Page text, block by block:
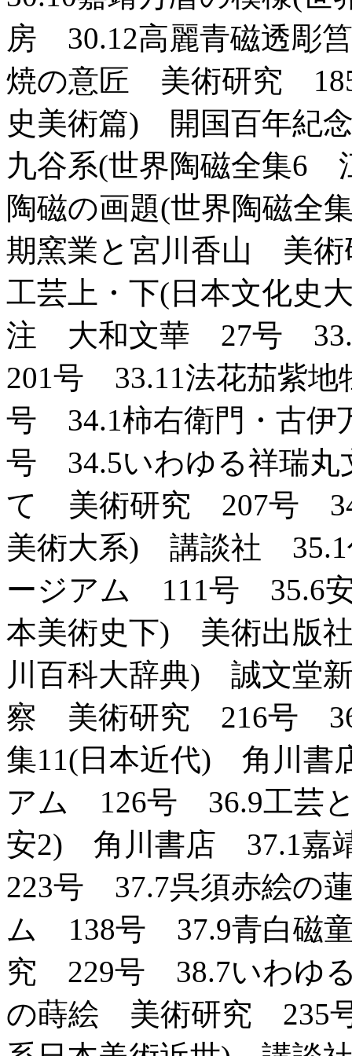
房 30.12高麗青磁透
焼の意匠 美術研究
史美術篇) 開国百年紀
九谷系(世界陶磁全集
陶磁の画題(世界陶磁
期窯業と宮川香山 美術
工芸上・下(日本文化
注 大和文華 27号
201号 33.11法花茄紫
号 34.1柿右衛門・古
号 34.5いわゆる祥瑞丸
て 美術研究 207号
美術大系) 講談社 35.1
ージアム 111号 35.6
本美術史下) 美術出版
川百科大辞典) 誠文堂
察 美術研究 216号
集11(日本近代) 角川
アム 126号 36.9工芸
安2) 角川書店 37.1嘉
223号 37.7呉須赤絵の
ム 138号 37.9青白磁
究 229号 38.7いわゆる
の蒔絵 美術研究 235